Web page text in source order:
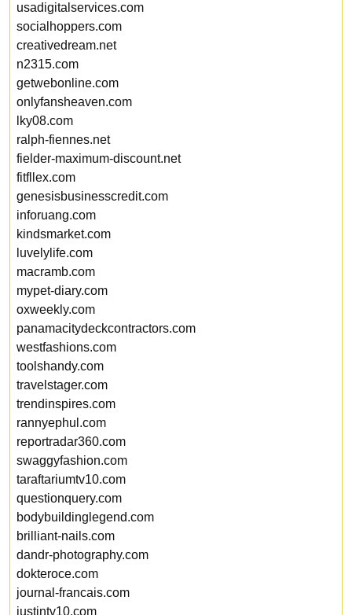
usadigitalservices.com
socialhoppers.com
creativedream.net
n2315.com
getwebonline.com
onlyfansheaven.com
lky08.com
ralph-fiennes.net
fielder-maximum-discount.net
fitfllex.com
genesisbusinesscredit.com
inforuang.com
kindsmarket.com
luvelylife.com
macramb.com
mypet-diary.com
oxweekly.com
panamacitydeckcontractors.com
westfashions.com
toolshandy.com
travelstager.com
trendinspires.com
rannyephul.com
reportradar360.com
swaggyfashion.com
taraftariumtv10.com
questionquery.com
bodybuildinglegend.com
brilliant-nails.com
dandr-photography.com
dokteroce.com
journal-francais.com
justintv10.com